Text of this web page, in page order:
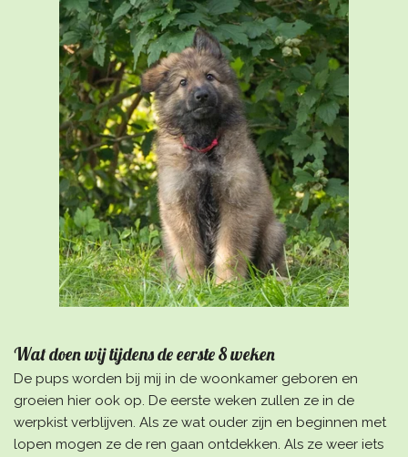
Wat doen wij tijdens de eerste 8 weken
De pups worden bij mij in de woonkamer geboren en
groeien hier ook op. De eerste weken zullen ze in de
werpkist verblijven. Als ze wat ouder zijn en beginnen met
lopen mogen ze de ren gaan ontdekken. Als ze weer iets